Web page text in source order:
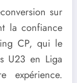
sur
la confiance
CP, qui le
U23 en Liga
expérience.